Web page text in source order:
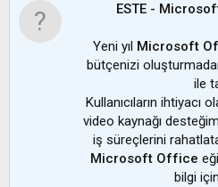
ESTE -
Yeni yıl Microsoft
bütçenizi
ile
Kullanıcıların ihtiyacı
video kaynağı
iş süreçlerini
Microsoft Office
bilgi